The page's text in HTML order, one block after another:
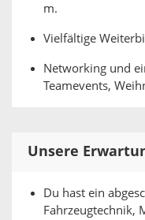
m.
Vielfältige
Networking und
Teamevents,
Unsere
Du hast ein
Fahrzeugtechnik,